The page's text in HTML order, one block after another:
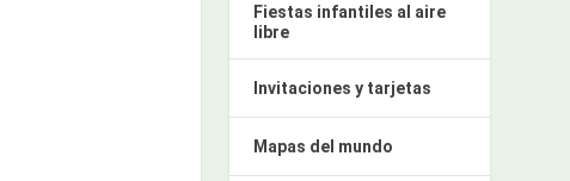
Fiestas infantiles al aire
libre
Invitaciones y tarjetas
Mapas del mundo